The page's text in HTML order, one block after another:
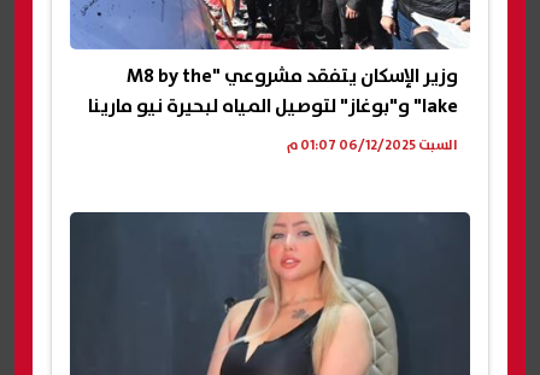
وزير الإسكان يتفقد مشروعي "M8 by the
lake" و"بوغاز" لتوصيل المياه لبحيرة نيو مارينا
السبت 06/12/2025 01:07 م